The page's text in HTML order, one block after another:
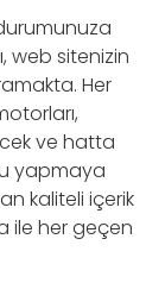
web sitenizin
Her
ve hatta
yapmaya
kaliteli içerik
ile her geçen